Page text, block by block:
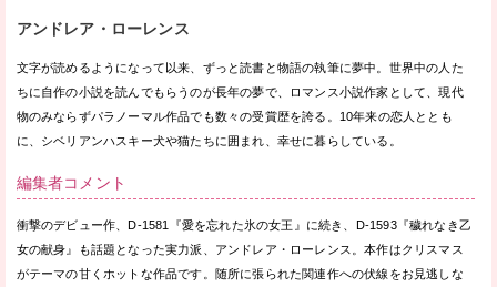
アンドレア・ローレンス
文字が読めるようになって以来、ずっと読書と物語の執筆に夢中。世界中の人た
ちに自作の小説を読んでもらうのが長年の夢で、ロマンス小説作家として、現代
物のみならずパラノーマル作品でも数々の受賞歴を誇る。10年来の恋人ととも
に、シベリアンハスキー犬や猫たちに囲まれ、幸せに暮らしている。
編集者コメント
衝撃のデビュー作、D-1581『愛を忘れた氷の女王』に続き、D-1593『穢れなき乙
女の献身』も話題となった実力派、アンドレア・ローレンス。本作はクリスマス
がテーマの甘くホットな作品です。随所に張られた関連作への伏線をお見逃しな